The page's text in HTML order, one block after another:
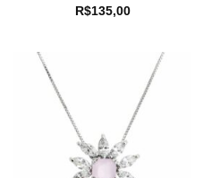
R$135,00